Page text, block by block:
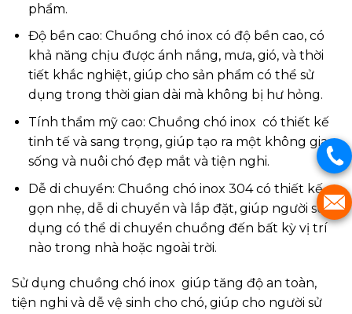
phẩm.
Độ bền cao: Chuồng chó inox có độ bền cao, có
khả năng chịu được ánh nắng, mưa, gió, và thời
tiết khắc nghiệt, giúp cho sản phẩm có thể sử
dụng trong thời gian dài mà không bị hư hỏng.
Tính thẩm mỹ cao: Chuồng chó inox có thiết kế
tinh tế và sang trọng, giúp tạo ra một không gian
sống và nuôi chó đẹp mắt và tiện nghi.
Dễ di chuyển: Chuồng chó inox 304 có thiết kế
gọn nhẹ, dễ di chuyển và lắp đặt, giúp người sử
dụng có thể di chuyển chuồng đến bất kỳ vị trí
nào trong nhà hoặc ngoài trời.
Sử dụng chuồng chó inox giúp tăng độ an toàn,
tiện nghi và dễ vệ sinh cho chó, giúp cho người sử